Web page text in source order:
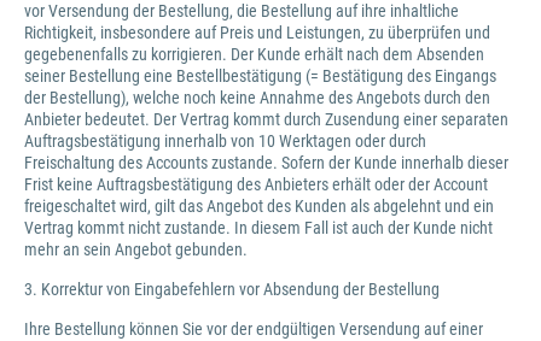
vor Versendung der Bestellung, die Bestellung auf ihre inhaltliche
Richtigkeit, insbesondere auf Preis und Leistungen, zu überprüfen und
gegebenenfalls zu korrigieren. Der Kunde erhält nach dem Absenden
seiner Bestellung eine Bestellbestätigung (= Bestätigung des Eingangs
der Bestellung), welche noch keine Annahme des Angebots durch den
Anbieter bedeutet. Der Vertrag kommt durch Zusendung einer separaten
Auftragsbestätigung innerhalb von 10 Werktagen oder durch
Freischaltung des Accounts zustande. Sofern der Kunde innerhalb dieser
Frist keine Auftragsbestätigung des Anbieters erhält oder der Account
freigeschaltet wird, gilt das Angebot des Kunden als abgelehnt und ein
Vertrag kommt nicht zustande. In diesem Fall ist auch der Kunde nicht
mehr an sein Angebot gebunden.
3. Korrektur von Eingabefehlern vor Absendung der Bestellung
Ihre Bestellung können Sie vor der endgültigen Versendung auf einer